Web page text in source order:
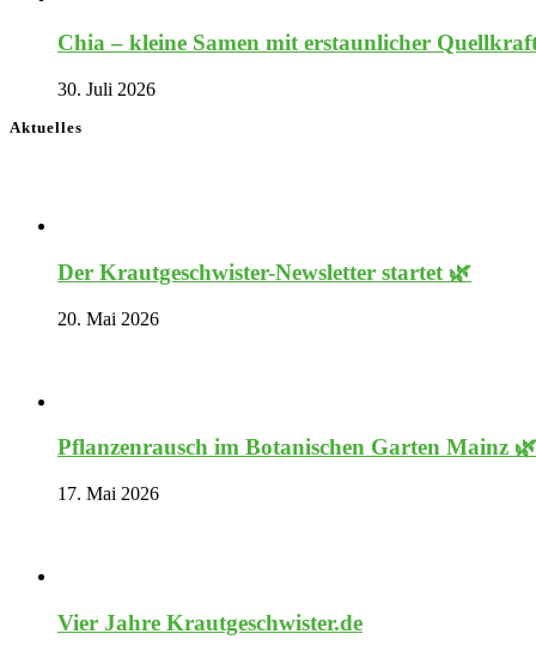
Chia – kleine Samen mit erstaunlicher
30. Juli 2026
Aktuelles
Der Krautgeschwister-Newsletter startet 🌿
20. Mai 2026
Pflanzenrausch im Botanischen Garten Mainz 🌿
17. Mai 2026
Vier Jahre Krautgeschwister.de